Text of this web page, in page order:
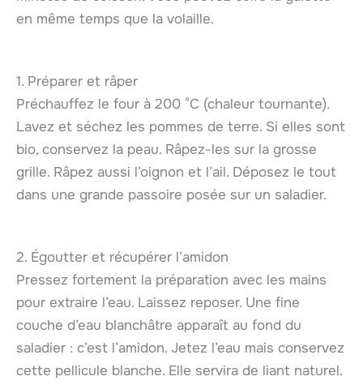
en même temps que la volaille.
1. Préparer et râper
Préchauffez le four à 200 °C (chaleur tournante).
Lavez et séchez les pommes de terre. Si elles sont
bio, conservez la peau. Râpez-les sur la grosse
grille. Râpez aussi l’oignon et l’ail. Déposez le tout
dans une grande passoire posée sur un saladier.
2. Égoutter et récupérer l’amidon
Pressez fortement la préparation avec les mains
pour extraire l’eau. Laissez reposer. Une fine
couche d’eau blanchâtre apparaît au fond du
saladier : c’est l’amidon. Jetez l’eau mais conservez
cette pellicule blanche. Elle servira de liant naturel.